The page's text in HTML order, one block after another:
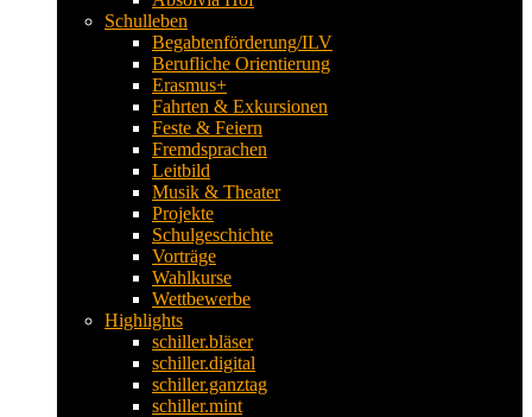
Schulleben
Begabtenförderung/ILV
Berufliche Orientierung
Erasmus+
Fahrten & Exkursionen
Feste & Feiern
Fremdsprachen
Leitbild
Musik & Theater
Projekte
Schulgeschichte
Vorträge
Wahlkurse
Wettbewerbe
Highlights
schiller.bläser
schiller.digital
schiller.ganztag
schiller.mint